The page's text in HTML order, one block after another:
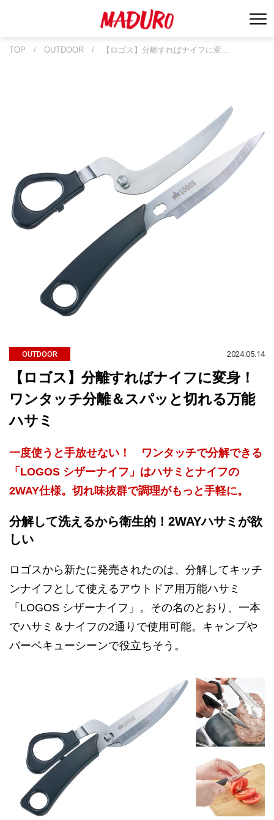
TOP / OUTDOOR / 【ロゴス】分離すればナイフに変…
OUTDOOR 2024.05.14
【ロゴス】分離すればナイフに変身！
ワンタッチ分離＆スパッと切れる万能
ハサミ
一度使うと手放せない！ ワンタッチで分解できる
「LOGOS シザーナイフ」はハサミとナイフの
2WAY仕様。切れ味抜群で調理がもっと手軽に。
分解して洗えるから衛生的！2WAYハサミが欲
しい
ロゴスから新たに発売されたのは、分解してキッチ
ンナイフとして使えるアウトドア用万能ハサミ
「LOGOS シザーナイフ」。その名のとおり、一本
でハサミ＆ナイフの2通りで使用可能。キャンプや
バーベキューシーンで役立ちそう。